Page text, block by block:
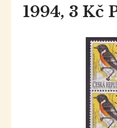
1994, 3 Kč